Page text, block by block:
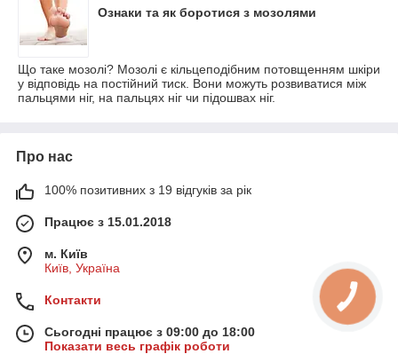
Ознаки та як боротися з мозолями
Що таке мозолі? Мозолі є кільцеподібним потовщенням шкіри
у відповідь на постійний тиск. Вони можуть розвиватися між
пальцями ніг, на пальцях ніг чи підошвах ніг.
Про нас
100% позитивних з 19 відгуків за рік
Працює з 15.01.2018
м. Київ
Київ, Україна
Контакти
Сьогодні працює з 09:00 до 18:00
Показати весь графік роботи